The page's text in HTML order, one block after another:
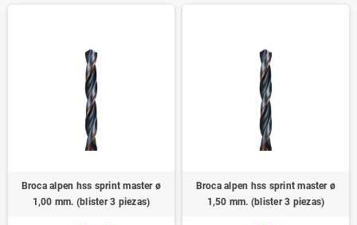
Broca alpen hss sprint master ø
1,00 mm. (blister 3 piezas)
Broca alpen hss sprint master ø
1,50 mm. (blister 3 piezas)